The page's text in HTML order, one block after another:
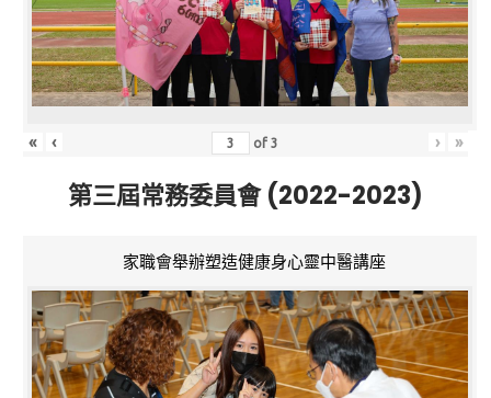
« ‹ of3 › »
第三屆常務委員會 (2022-2023)
家職會舉辦塑造健康身心靈中醫講座